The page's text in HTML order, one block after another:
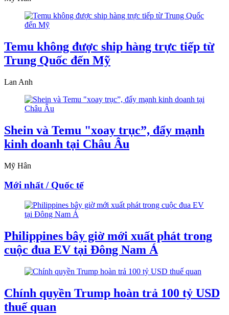
Temu không được ship hàng trực tiếp từ
Trung Quốc đến Mỹ
Lan Anh
Shein và Temu "xoay trục”, đẩy mạnh
kinh doanh tại Châu Âu
Mỹ Hân
Mới nhất / Quốc tế
Philippines bây giờ mới xuất phát trong
cuộc đua EV tại Đông Nam Á
Chính quyền Trump hoàn trả 100 tỷ USD
thuế quan